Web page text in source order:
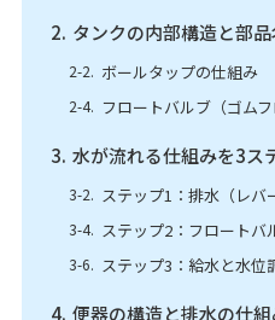
タンクの内部構造と部
ボールタップの仕組み
フロートバルブ（ゴム
水が流れる仕組みを3ス
ステップ1：排水（レバ
ステップ2：フロートバ
ステップ3：給水と水位
便器の構造と排水の仕